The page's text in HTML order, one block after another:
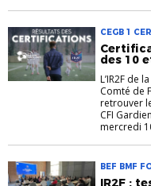
CEGB 1
des 10
L’IR2F de
Comté de
retrouver
CFI
mercredi
BEF BMF
IR2F :